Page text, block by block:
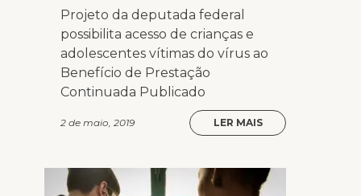
Projeto da deputada federal
possibilita acesso de crianças e
adolescentes vítimas do vírus ao
Benefício de Prestação
Continuada Publicado
2 de maio, 2019 LER MAIS